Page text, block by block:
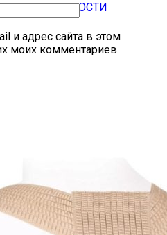
КОНЕЧНОСТИ
ОРТОПЕДИЧЕСКИЕ
и адрес сайта в этом
моих комментариев.